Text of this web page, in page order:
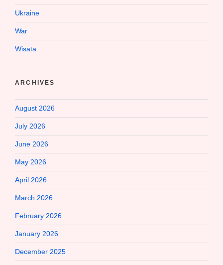
Ukraine
War
Wisata
ARCHIVES
August 2026
July 2026
June 2026
May 2026
April 2026
March 2026
February 2026
January 2026
December 2025